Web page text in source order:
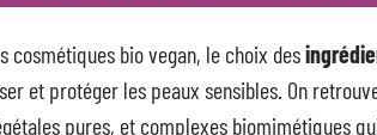
cosmétiques bio vegan, le choix des
et protéger les peaux sensibles. On
pures, et complexes biomimétiques